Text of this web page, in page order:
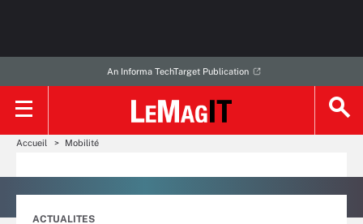
An Informa TechTarget Publication
Accueil Mobilité
ACTUALITES